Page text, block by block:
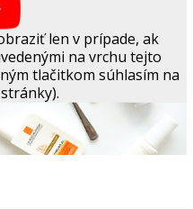
len v prípade, ak
na vrchu tejto
tlačitkom súhlasím na